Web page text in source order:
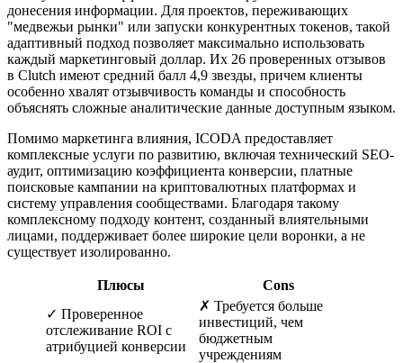
донесения информации. Для проектов, переживающих
"медвежьи рынки" или запуски конкурентных токенов, такой
адаптивный подход позволяет максимально использовать
каждый маркетинговый доллар. Их 26 проверенных отзывов
в Clutch имеют средний балл 4,9 звезды, причем клиенты
особенно хвалят отзывчивость команды и способность
объяснять сложные аналитические данные доступным языком.
Помимо маркетинга влияния, ICODA предоставляет
комплексные услуги по развитию, включая технический SEO-
аудит, оптимизацию коэффициента конверсии, платные
поисковые кампании на криптовалютных платформах и
систему управления сообществами. Благодаря такому
комплексному подходу контент, созданный влиятельными
лицами, поддерживает более широкие цели воронки, а не
существует изолированно.
Плюсы
Cons
✓ Проверенное
отслеживание ROI с
атрибуцией конверсии
✗ Требуется больше
инвестиций, чем
бюджетным
учреждениям